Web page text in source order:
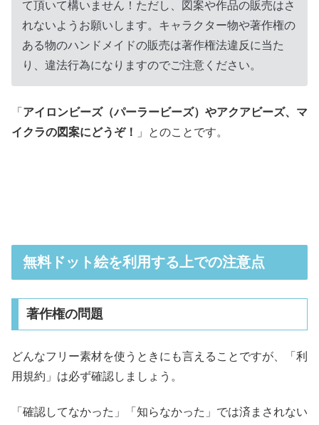
て頂いて構いません！ただし、図案や作品の販売はさ
れないようお願いします。キャラクター物や著作権の
ある物のハンドメイドの販売は著作権法違反に当た
り、違法行為になりますのでご注意ください。
「 アイロンビーズ（パーラービーズ）やアクアビーズ、マ
イクラの図案にどうぞ！
」とのことです。
無料ドット絵を利用する上での注意点
著作権の問題
どんなフリー素材を使うときにも言えることですが、「利
用規約」は必ず確認しましょう。
「確認してなかった」「知らなかった」では済まされない